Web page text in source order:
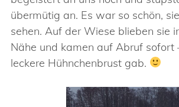
übermütig an. Es war so schön,
sehen. Auf der Wiese blieben sie
Nähe und kamen auf Abruf sofort
leckere Hühnchenbrust gab.